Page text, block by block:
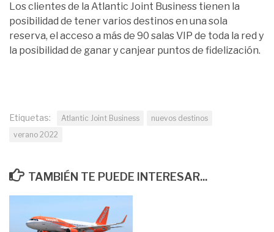
Los clientes de la Atlantic Joint Business tienen la
posibilidad de tener varios destinos en una sola
reserva, el acceso a más de 90 salas VIP de toda la red y
la posibilidad de ganar y canjear puntos de fidelización.
Etiquetas: Atlantic Joint Business
nuevos destinos
verano 2022
TAMBIÉN TE PUEDE INTERESAR...